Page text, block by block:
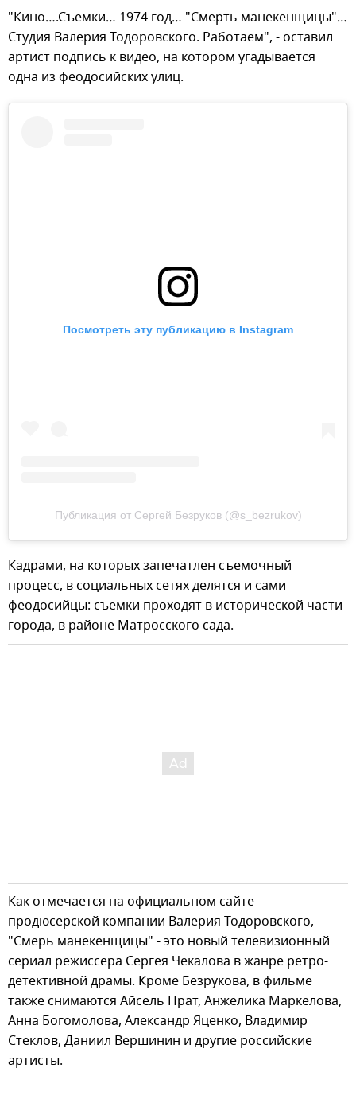
"Кино….Съемки… 1974 год… "Смерть манекенщицы"…
Студия Валерия Тодоровского. Работаем", - оставил
артист подпись к видео, на котором угадывается
одна из феодосийских улиц.
Посмотреть эту публикацию в Instagram
Публикация от Сергей Безруков (@s_bezrukov)
Кадрами, на которых запечатлен съемочный
процесс, в социальных сетях делятся и сами
феодосийцы: съемки проходят в исторической части
города, в районе Матросского сада.
Как отмечается на официальном сайте
продюсерской компании Валерия Тодоровского,
"Смерь манекенщицы" - это новый телевизионный
сериал режиссера Сергея Чекалова в жанре ретро-
детективной драмы. Кроме Безрукова, в фильме
также снимаются Айсель Прат, Анжелика Маркелова,
Анна Богомолова, Александр Яценко, Владимир
Стеклов, Даниил Вершинин и другие российские
артисты.